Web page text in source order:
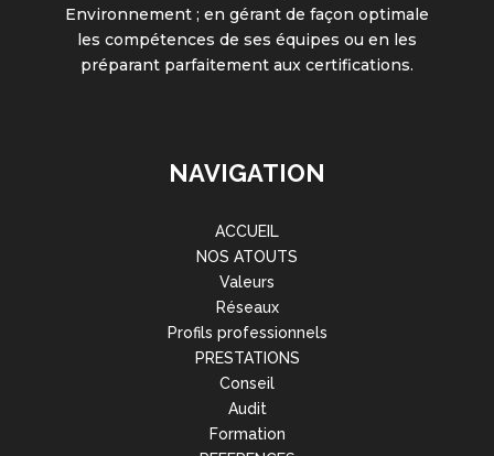
Environnement ; en gérant de façon optimale
les compétences de ses équipes ou en les
préparant parfaitement aux certifications.
NAVIGATION
ACCUEIL
NOS ATOUTS
Valeurs
Réseaux
Profils professionnels
PRESTATIONS
Conseil
Audit
Formation